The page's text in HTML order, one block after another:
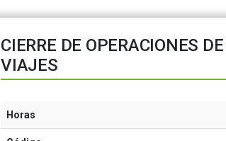
CIERRE DE OPERACIONES
VIAJES
Horas